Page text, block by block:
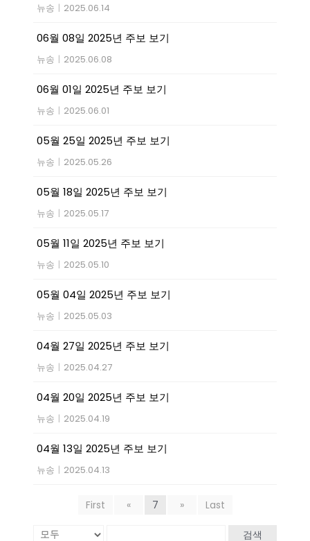
뉴송 | 2025.06.14
06월 08일 2025년 주보 보기
뉴송 | 2025.06.08
06월 01일 2025년 주보 보기
뉴송 | 2025.06.01
05월 25일 2025년 주보 보기
뉴송 | 2025.05.26
05월 18일 2025년 주보 보기
뉴송 | 2025.05.17
05월 11일 2025년 주보 보기
뉴송 | 2025.05.10
05월 04일 2025년 주보 보기
뉴송 | 2025.05.03
04월 27일 2025년 주보 보기
뉴송 | 2025.04.27
04월 20일 2025년 주보 보기
뉴송 | 2025.04.19
04월 13일 2025년 주보 보기
뉴송 | 2025.04.13
First « 7 » Last
검색